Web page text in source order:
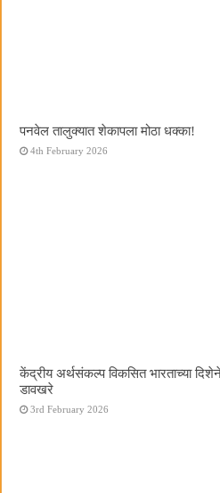
पनवेल तालुक्यात शेकापला मोठा धक्का!
4th February 2026
केंद्रीय अर्थसंकल्प विकसित भारताच्या
डावखरे
3rd February 2026